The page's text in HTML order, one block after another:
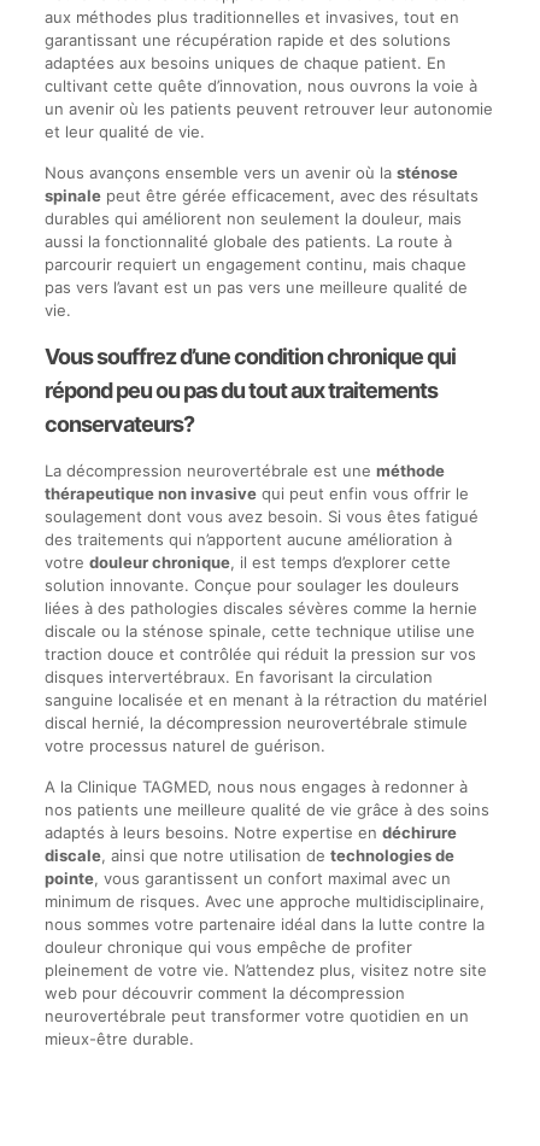
aux méthodes plus traditionnelles et invasives, tout en
garantissant une récupération rapide et des solutions
adaptées aux besoins uniques de chaque patient. En
cultivant cette quête d’innovation, nous ouvrons la voie à
un avenir où les patients peuvent retrouver leur autonomie
et leur qualité de vie.
Nous avançons ensemble vers un avenir où la sténose
spinalepeut être gérée efficacement, avec des résultats
durables qui améliorent non seulement la douleur, mais
aussi la fonctionnalité globale des patients. La route à
parcourir requiert un engagement continu, mais chaque
pas vers l’avant est un pas vers une meilleure qualité de
vie.
Vous souffrez d’une condition chronique qui
répond peu ou pas du tout aux traitements
conservateurs?
La décompression neurovertébrale est une méthode
thérapeutique non invasivequi peut enfin vous offrir le
soulagement dont vous avez besoin. Si vous êtes fatigué
des traitements qui n’apportent aucune amélioration à
votre douleur chronique, il est temps d’explorer cette
solution innovante. Conçue pour soulager les douleurs
liées à des pathologies discales sévères comme la hernie
discale ou la sténose spinale, cette technique utilise une
traction douce et contrôlée qui réduit la pression sur vos
disques intervertébraux. En favorisant la circulation
sanguine localisée et en menant à la rétraction du matériel
discal hernié, la décompression neurovertébrale stimule
votre processus naturel de guérison.
A la Clinique TAGMED, nous nous engages à redonner à
nos patients une meilleure qualité de vie grâce à des soins
adaptés à leurs besoins. Notre expertise en déchirure
discale, ainsi que notre utilisation de technologies de
pointe, vous garantissent un confort maximal avec un
minimum de risques. Avec une approche multidisciplinaire,
nous sommes votre partenaire idéal dans la lutte contre la
douleur chronique qui vous empêche de profiter
pleinement de votre vie. N’attendez plus, visitez notre site
web pour découvrir comment la décompression
neurovertébrale peut transformer votre quotidien en un
mieux-être durable.